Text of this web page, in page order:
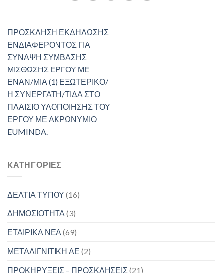
ΠΡΟΣΚΛΗΣΗ ΕΚΔΗΛΩΣΗΣ
ΕΝΔΙΑΦΕΡΟΝΤΟΣ ΓΙΑ
ΣΥΝΑΨΗ ΣΥΜΒΑΣΗΣ
ΜΙΣΘΩΣΗΣ ΕΡΓΟΥ ΜΕ
ΕΝΑΝ/ΜΙΑ (1) ΕΞΩΤΕΡΙΚΟ/
Η ΣΥΝΕΡΓΑΤΗ/ΤΙΔΑ ΣΤΟ
ΠΛΑΙΣΙΟ ΥΛΟΠΟΙΗΣΗΣ ΤΟΥ
ΕΡΓΟΥ ΜΕ ΑΚΡΩΝΥΜΙΟ
EUMINDA.
KΑΤΗΓΟΡΊΕΣ
ΔΕΛΤΙΑ ΤΥΠΟΥ (16)
ΔΗΜΟΣΙΟΤΗΤΑ (3)
ΕΤΑΙΡΙΚΑ ΝΕΑ (69)
ΜΕΤΑΛΙΓΝΙΤΙΚΗ ΑΕ (2)
ΠΡΟΚΗΡΥΞΕΙΣ – ΠΡΟΣΚΛΗΣΕΙΣ (21)